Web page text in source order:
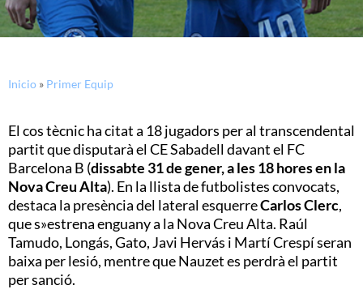
Inicio » Primer Equip
El cos tècnic ha citat a 18 jugadors per al transcendental
partit que disputarà el CE Sabadell davant el FC
Barcelona B (dissabte 31 de gener, a les 18 hores en la
Nova Creu Alta). En la llista de futbolistes convocats,
destaca la presència del lateral esquerreCarlos Clerc,
que s»estrena enguany a la Nova Creu Alta. Raúl
Tamudo, Longás, Gato, Javi Hervás i Martí Crespí seran
baixa per lesió, mentre que Nauzet es perdrà el partit
per sanció.